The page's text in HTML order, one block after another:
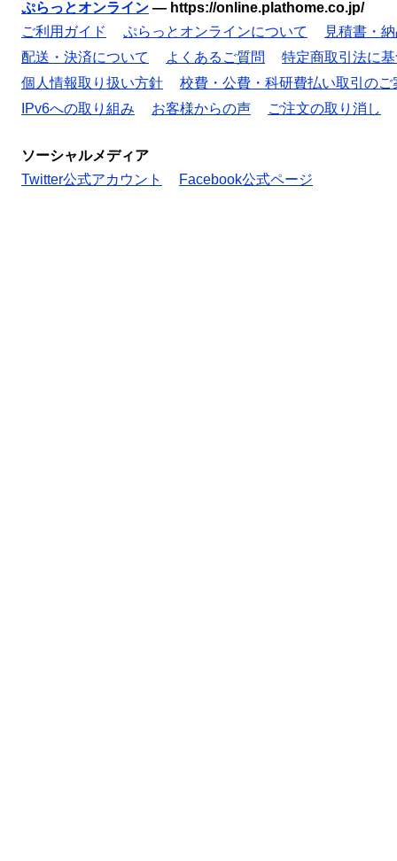
ぷらっとオンライン — https://online.plathome.co.jp/
ご利用ガイド
ぷらっとオンラインについて
見積書・
配送・決済について
よくあるご質問
特定商取引法に
個人情報取り扱い方針
校費・公費・科研費払い取引のご
IPv6への取り組み
お客様からの声 ご注文の取り消し
ソーシャルメディア
Twitter公式アカウント
Facebook公式ページ